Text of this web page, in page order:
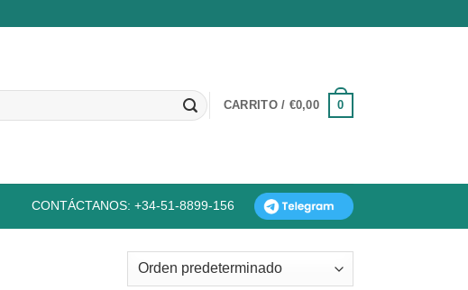
CARRITO / €0,00 0
CONTÁCTANOS: +34-51-8899-156